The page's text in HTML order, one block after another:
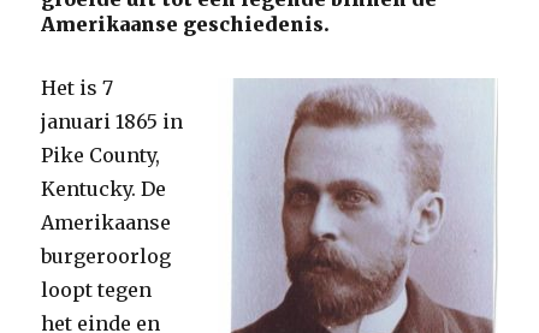
Amerikaanse geschiedenis.
Het is 7
januari 1865 in
Pike County,
Kentucky. De
Amerikaanse
burgeroorlog
loopt tegen
het einde en